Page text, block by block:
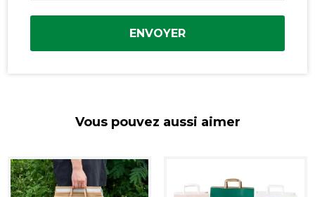
ENVOYER
Vous pouvez aussi aimer